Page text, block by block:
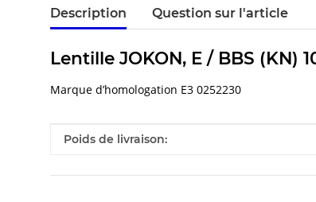
Description Question sur l'article
Lentille JOKON, E / BBS
Marque d’homologation E3 0252230
#productDetails.itemInformation#
#productDetails.itemValue#
Poids de livraison: